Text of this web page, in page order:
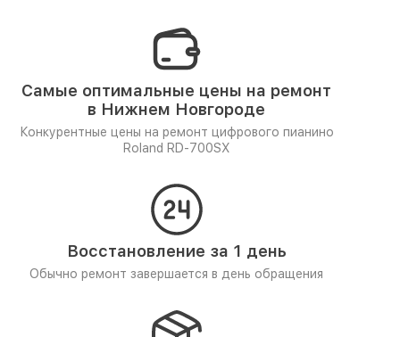
Самые оптимальные цены на ремонт
в Нижнем Новгороде
Конкурентные цены на ремонт цифрового пианино
Roland RD-700SX
Восстановление за 1 день
Обычно ремонт завершается в день обращения